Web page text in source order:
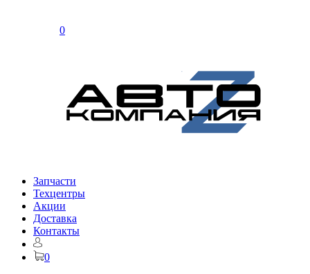
0
Запчасти
Техцентры
Акции
Доставка
Контакты
0